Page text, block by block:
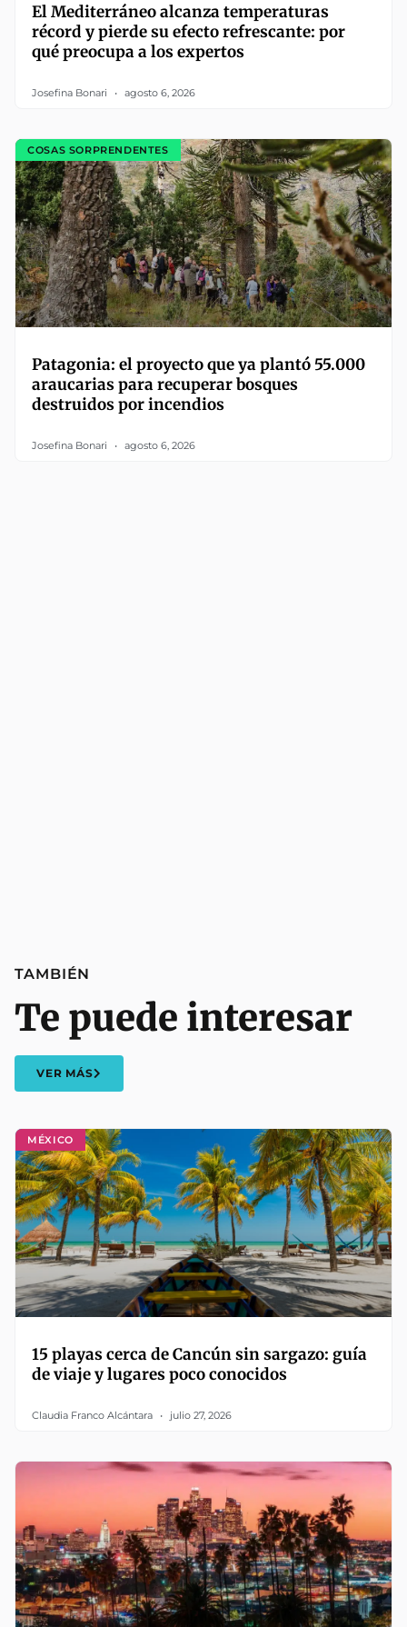
El Mediterráneo alcanza temperaturas
récord y pierde su efecto refrescante: por
qué preocupa a los expertos
Josefina Bonari agosto 6, 2026
COSAS SORPRENDENTES
Patagonia: el proyecto que ya plantó 55.000
araucarias para recuperar bosques
destruidos por incendios
Josefina Bonari agosto 6, 2026
MÉXICO
15 playas cerca de Cancún sin sargazo: guía
de viaje y lugares poco conocidos
Claudia Franco Alcántara julio 27, 2026
TAMBIÉN
Te puede interesar
VER MÁS